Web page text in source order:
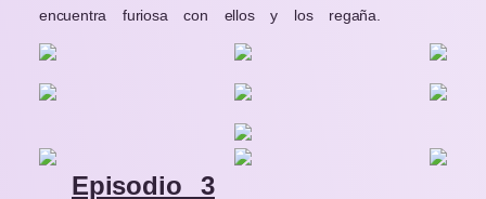
encuentra furiosa con ellos y los regaña.
Episodio 3